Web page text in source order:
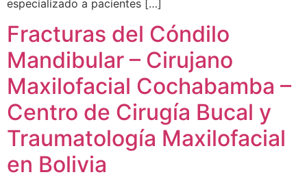
especializado a pacientes […]
Fracturas del Cóndilo
Mandibular – Cirujano
Maxilofacial Cochabamba –
Centro de Cirugía Bucal y
Traumatología Maxilofacial
en Bolivia